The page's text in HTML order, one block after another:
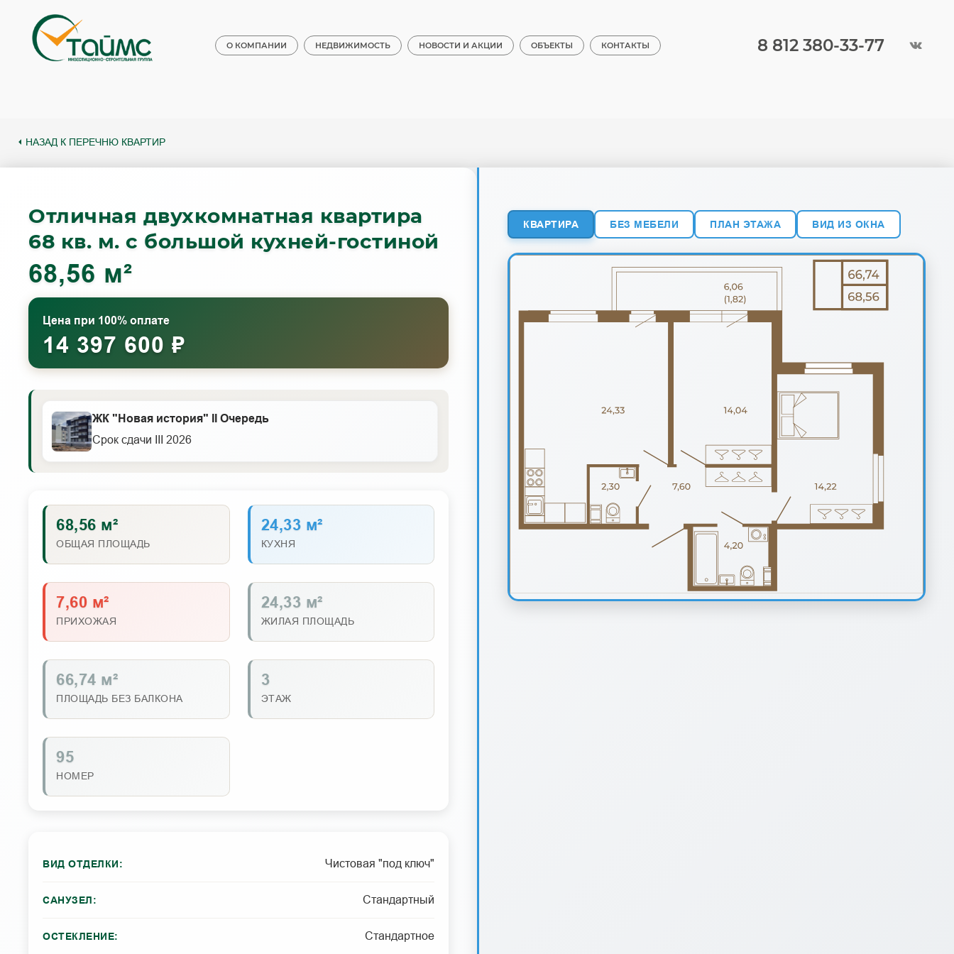
О КОМПАНИИ НЕДВИЖИМОСТЬ НОВОСТИ И АКЦИИ ОБЪЕКТЫ КОНТАКТЫ 8 812 380-33-77
НАЗАД К ПЕРЕЧНЮ КВАРТИР
Отличная двухкомнатная квартира
68 кв. м. с большой кухней-гостиной
68,56 м²
Цена при 100% оплате
14 397 600 ₽
ЖК "Новая история" II Очередь
Срок сдачи III 2026
68,56 м²
ОБЩАЯ ПЛОЩАДЬ
24,33 м²
КУХНЯ
7,60 м²
ПРИХОЖАЯ
24,33 м²
ЖИЛАЯ ПЛОЩАДЬ
66,74 м²
ПЛОЩАДЬ БЕЗ БАЛКОНА
3
ЭТАЖ
95
НОМЕР
ВИД ОТДЕЛКИ: Чистовая "под ключ"
САНУЗЕЛ: Стандартный
ОСТЕКЛЕНИЕ: Стандартное
КВАРТИРА БЕЗ МЕБЕЛИ ПЛАН ЭТАЖА ВИД ИЗ ОКНА